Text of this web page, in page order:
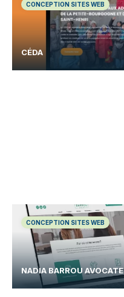
CONCEPTION SITES WEB
CÉDA
CONCEPTION SITES WEB
NADIA BARROU AVOCATE